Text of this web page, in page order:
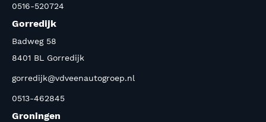
0516-520724
Gorredijk
Badweg 58
8401 BL Gorredijk
gorredijk@vdveenautogroep.nl
0513-462845
Groningen